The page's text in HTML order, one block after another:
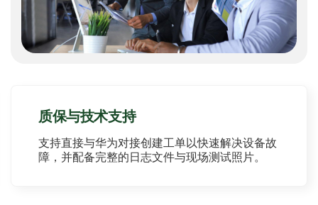
质保与技术支持
支持直接与华为对接创建工单以快速解决设备故
障，并配备完整的日志文件与现场测试照片。